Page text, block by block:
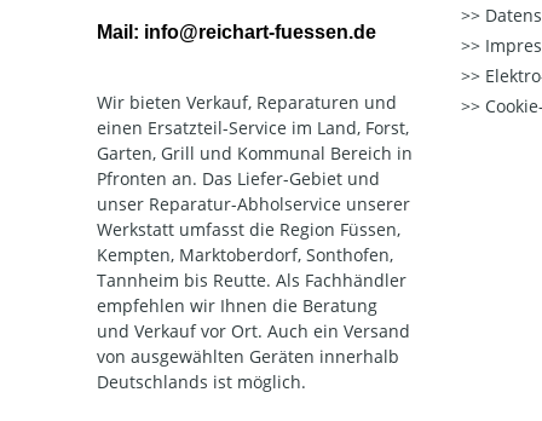
Mail: info@reichart-fuessen.de
Wir bieten Verkauf, Reparaturen und
einen Ersatzteil-Service im Land, Forst,
Garten, Grill und Kommunal Bereich in
Pfronten an. Das Liefer-Gebiet und
unser Reparatur-Abholservice unserer
Werkstatt umfasst die Region Füssen,
Kempten, Marktoberdorf, Sonthofen,
Tannheim bis Reutte. Als Fachhändler
empfehlen wir Ihnen die Beratung
und Verkauf vor Ort. Auch ein Versand
von ausgewählten Geräten innerhalb
Deutschlands ist möglich.